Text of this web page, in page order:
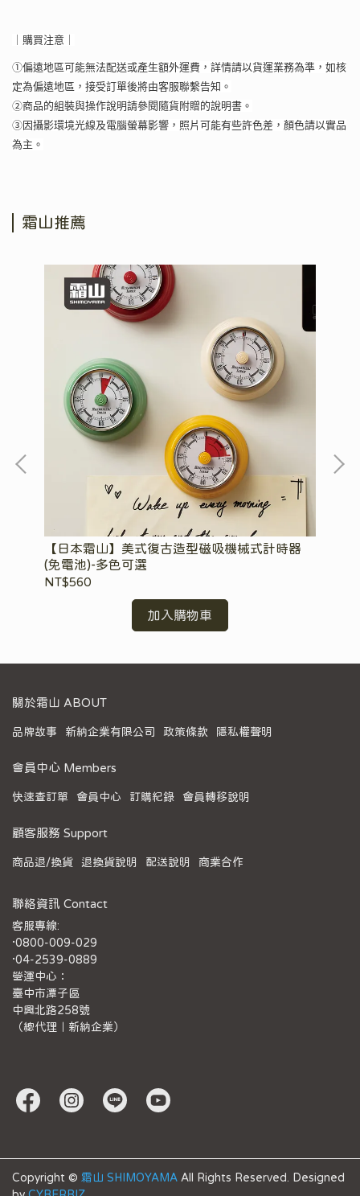
｜購買注意｜
①偏遠地區可能無法配送或產生額外運費，詳情請以貨運業務為準，如核
定為偏遠地區，接受訂單後將由客服聯繫告知。
②商品的組裝與操作說明請參閱隨貨附贈的說明書。
③因攝影環境光線及電腦螢幕影響，照片可能有些許色差，顏色請以實品
為主。
霜山推薦
【日本霜山】美式復古造型磁吸機械式計時器
(免電池)-多色可選
NT$560
加入購物車
關於霜山 ABOUT
品牌故事 新納企業有限公司 政策條款 隱私權聲明
會員中心 Members
快速查訂單 會員中心 訂購紀錄 會員轉移說明
顧客服務 Support
商品退/換貨 退換貨說明 配送說明 商業合作
聯絡資訊 Contact
客服專線:
·0800-009-029
·04-2539-0889
營運中心：
臺中市潭子區
中興北路258號
（總代理｜新納企業）
Copyright © 霜山 SHIMOYAMA All Rights Reserved. Designed